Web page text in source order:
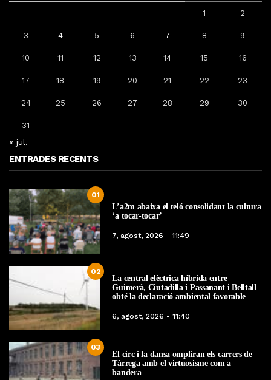
1 2
3 4 5 6 7 8 9
10 11 12 13 14 15 16
17 18 19 20 21 22 23
24 25 26 27 28 29 30
31
« jul.
ENTRADES RECENTS
01
L’a2m abaixa el teló consolidant la cultura
‘a tocar-tocar’
7, agost, 2026 - 11:49
02
La central elèctrica híbrida entre
Guimerà, Ciutadilla i Passanant i Belltall
obté la declaració ambiental favorable
6, agost, 2026 - 11:40
03
El circ i la dansa ompliran els carrers de
Tàrrega amb el virtuosisme com a
bandera